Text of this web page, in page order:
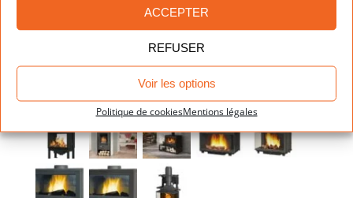
ACCEPTER
REFUSER
Voir les options
Politique de cookiesMentions légales